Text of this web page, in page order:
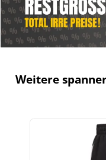
Weitere
Produktgalerie